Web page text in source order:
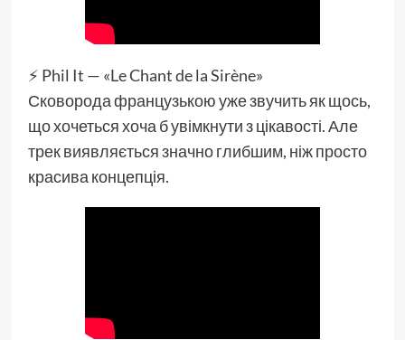
⚡️ Phil It — «Le Chant de la Sirène»
Сковорода французькою уже звучить як щось,
що хочеться хоча б увімкнути з цікавості. Але
трек виявляється значно глибшим, ніж просто
красива концепція.